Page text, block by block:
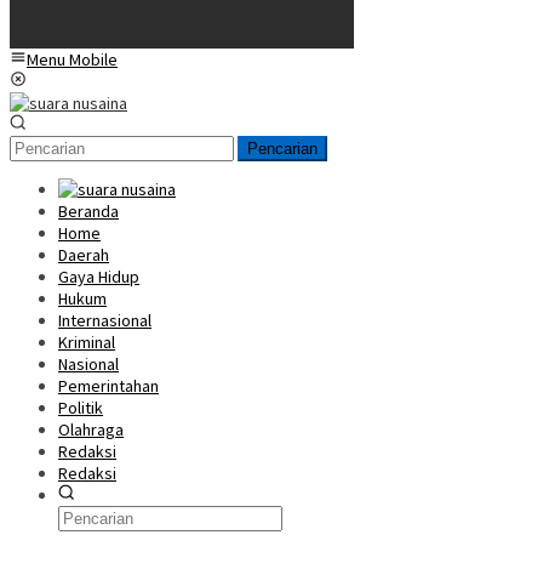
Menu Mobile
Pencarian
Beranda
Home
Daerah
Gaya Hidup
Hukum
Internasional
Kriminal
Nasional
Pemerintahan
Politik
Olahraga
Redaksi
Redaksi